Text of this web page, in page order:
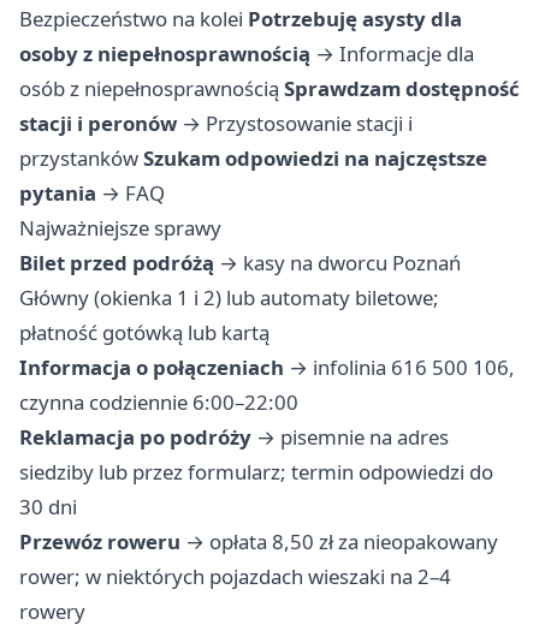
Bezpieczeństwo na kolei Potrzebuję asysty dla
osoby z niepełnosprawnością → Informacje dla
osób z niepełnosprawnością Sprawdzam dostępność
stacji i peronów → Przystosowanie stacji i
przystankówSzukam odpowiedzi na najczęstsze
pytania → FAQ
Najważniejsze sprawy
Bilet przed podróżą → kasy na dworcu Poznań
Główny (okienka 1 i 2) lub automaty biletowe;
płatność gotówką lub kartą
Informacja o połączeniach → infolinia 616 500 106,
czynna codziennie 6:00–22:00
Reklamacja po podróży → pisemnie na adres
siedziby lub przez formularz; termin odpowiedzi do
30 dni
Przewóz roweru → opłata 8,50 zł za nieopakowany
rower; w niektórych pojazdach wieszaki na 2–4
rowery